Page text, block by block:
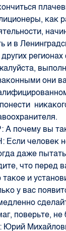
как
и в
других
они
А почему вы
Если человек
даже
что перед
такое и
у вас
поверьте, не
Юрий